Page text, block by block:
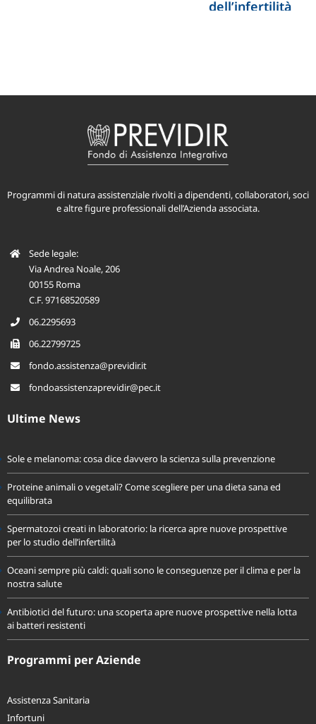
Programmi di natura assistenziale rivolti a dipendenti, collaboratori, soci
Sede legale:
Via Andrea Noale, 206
00155 Roma
C.F. 97168520589
06.2295693
06.22799725
fondo.assistenza@previdir.it
Sole e melanoma: cosa dice davvero la scienza sulla prevenzione
Proteine animali o vegetali? Come scegliere per una dieta sana ed
equilibrata
Spermatozoi creati in laboratorio: la ricerca apre nuove prospettive
per lo studio dell’infertilità
Oceani sempre più caldi: quali sono le conseguenze per il clima e per la
nostra salute
Antibiotici del futuro: una scoperta apre nuove prospettive nella lotta
ai batteri resistenti
Assistenza Sanitaria